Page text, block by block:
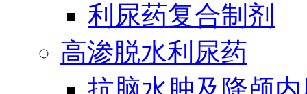
利尿药复合制剂
高渗脱水利尿药